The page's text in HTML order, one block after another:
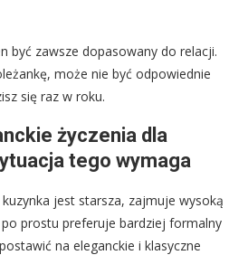
być zawsze dopasowany do relacji.
może nie być odpowiednie
się raz w roku.
życzenia dla
tego wymaga
kuzynka jest starsza, zajmuje wysoką
prostu preferuje bardziej formalny
na eleganckie i klasyczne